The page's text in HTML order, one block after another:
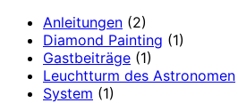
Anleitungen (2)
Diamond Painting (1)
Gastbeiträge (1)
Leuchtturm des Astronomen
System (1)